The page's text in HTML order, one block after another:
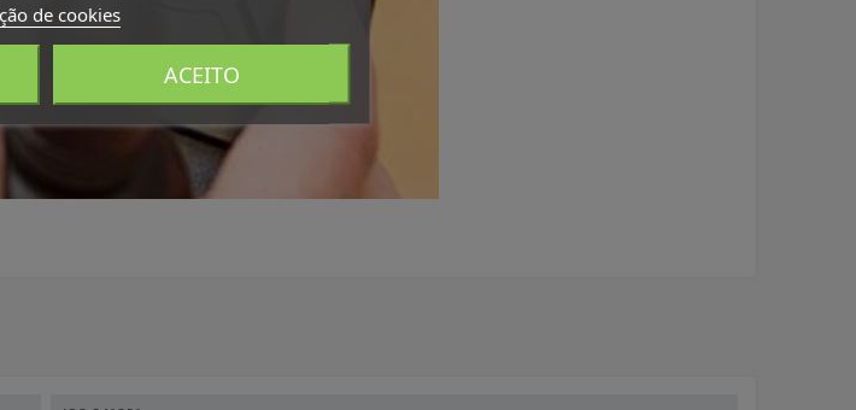
de cookies
ACEITO